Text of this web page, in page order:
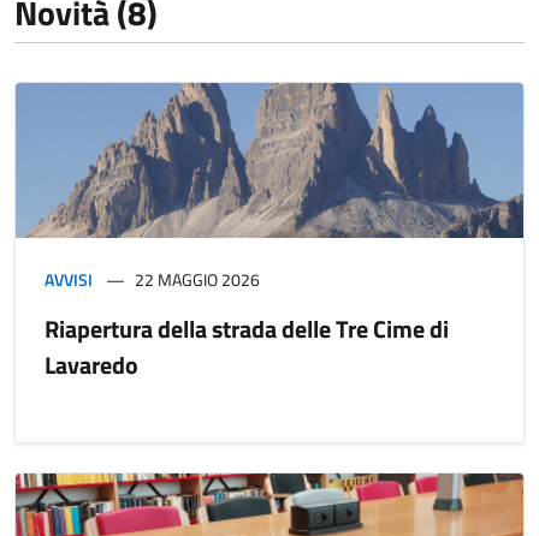
Novità (8)
AVVISI 22 MAGGIO 2026
Riapertura della strada delle Tre Cime di
Lavaredo